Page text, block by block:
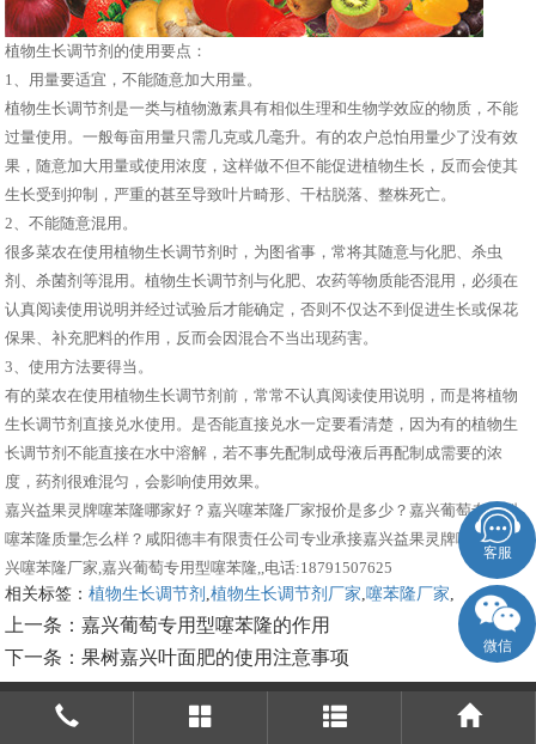
植物生长调节剂的使用要点：
1、用量要适宜，不能随意加大用量。
植物生长调节剂是一类与植物激素具有相似生理和生物学效应的物质，不能
过量使用。一般每亩用量只需几克或几毫升。有的农户总怕用量少了没有效
果，随意加大用量或使用浓度，这样做不但不能促进植物生长，反而会使其
生长受到抑制，严重的甚至导致叶片畸形、干枯脱落、整株死亡。
2、不能随意混用。
很多菜农在使用植物生长调节剂时，为图省事，常将其随意与化肥、杀虫
剂、杀菌剂等混用。植物生长调节剂与化肥、农药等物质能否混用，必须在
认真阅读使用说明并经过试验后才能确定，否则不仅达不到促进生长或保花
保果、补充肥料的作用，反而会因混合不当出现药害。
3、使用方法要得当。
有的菜农在使用植物生长调节剂前，常常不认真阅读使用说明，而是将植物
生长调节剂直接兑水使用。是否能直接兑水一定要看清楚，因为有的植物生
长调节剂不能直接在水中溶解，若不事先配制成母液后再配制成需要的浓
度，药剂很难混匀，会影响使用效果。
嘉兴益果灵牌噻苯隆哪家好？嘉兴噻苯隆厂家报价是多少？嘉兴葡萄专用型
噻苯隆质量怎么样？咸阳德丰有限责任公司专业承接嘉兴益果灵牌噻苯隆,嘉
兴噻苯隆厂家,嘉兴葡萄专用型噻苯隆,,电话:18791507625
相关标签：植物生长调节剂 ,植物生长调节剂厂家,噻苯隆厂家,
上一条：嘉兴葡萄专用型噻苯隆的作用
下一条：果树嘉兴叶面肥的使用注意事项
客服
微信